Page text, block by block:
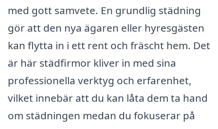
med gott samvete. En grundlig städning
gör att den nya ägaren eller hyresgästen
kan flytta in i ett rent och fräscht hem. Det
är här städfirmor kliver in med sina
professionella verktyg och erfarenhet,
vilket innebär att du kan låta dem ta hand
om städningen medan du fokuserar på